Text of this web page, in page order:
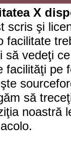
X
scris şi
facilitate
să vedeţi
facilităţi pe
să
noastră